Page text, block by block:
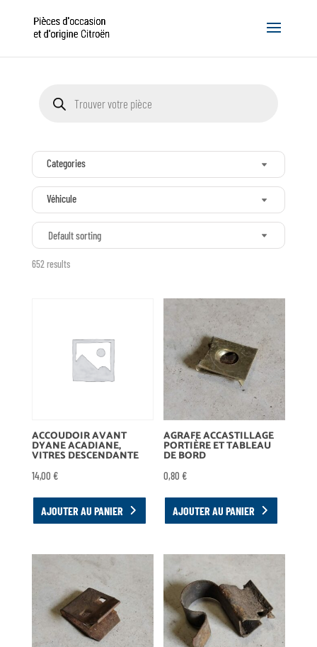
produits
Categories
Véhicule
Default sorting
652 results
ACCOUDOIR AVANT
DYANE ACADIANE,
VITRES DESCENDANTE
14,00 €
AJOUTER AU PANIER
AGRAFE ACCASTILLAGE
PORTIÈRE ET TABLEAU
DE BORD
0,80€
AJOUTER AU PANIER